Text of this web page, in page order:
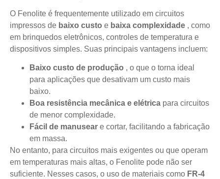
O Fenolite é frequentemente utilizado em circuitos
impressos de baixo custo e baixa complexidade , como
em brinquedos eletrônicos, controles de temperatura e
dispositivos simples. Suas principais vantagens incluem:
Baixo custo de produção , o que o torna ideal
para aplicações que desativam um custo mais
baixo.
Boa resistência mecânica e elétrica para circuitos
de menor complexidade.
Fácil de manusear e cortar, facilitando a fabricação
em massa.
No entanto, para circuitos mais exigentes ou que operam
em temperaturas mais altas, o Fenolite pode não ser
suficiente. Nesses casos, o uso de materiais como FR-4